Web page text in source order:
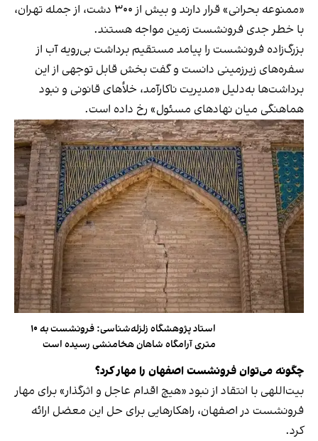
«ممنوعه بحرانی» قرار دارند و بیش از ۳۰۰ دشت، از جمله تهران،
با خطر جدی فرونشست زمین مواجه‌ هستند.
بزرگ‌زاده فرونشست را پیامد مستقیم برداشت بی‌رویه آب از
سفره‌های زیرزمینی دانست و گفت بخش قابل توجهی از این
برداشت‌ها به‌دلیل «مدیریت ناکارآمد، خلأهای قانونی و نبود
هماهنگی میان نهادهای مسئول» رخ داده است.
استاد پژوهشگاه زلزله‌شناسی: فرونشست به ۱۰
متری آرامگاه شاهان هخامنشی رسیده است
چگونه می‌توان فرونشست اصفهان را مهار کرد؟
بیت‌اللهی با انتقاد از نبود «هیچ اقدام عاجل و اثرگذار» برای مهار
فرونشست در اصفهان، راهکارهایی برای حل این معضل ارائه
کرد.